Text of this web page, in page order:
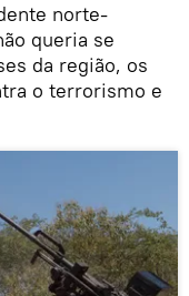
norte-
queria se
da região, os
o terrorismo e